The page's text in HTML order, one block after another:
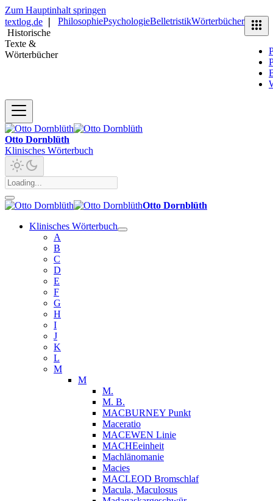
Zum Hauptinhalt springen
textlog.de
Historische
Texte &
Wörterbücher
PhilosophiePsychologieBelletristikWörterbücher
Otto Dornblüth
Klinisches Wörterbuch
Otto Dornblüth
Klinisches Wörterbuch
A
B
C
D
E
F
G
H
I
J
K
L
M
M
M.
M. B.
MACBURNEY Punkt
Maceratio
MACEWEN Linie
MACHEeinheit
Machlänomanie
Macies
MACLEOD Bromschlaf
Macula, Maculosus